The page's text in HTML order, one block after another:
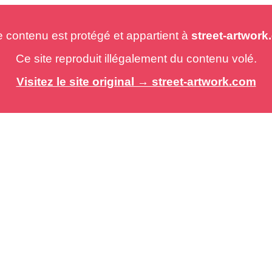
est protégé et appartient à street-
Ce site reproduit illégalement du contenu volé.
Visitez le site original → street-artwork.com